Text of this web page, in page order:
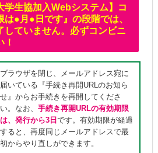
学生協加入Webシステム】コ
は●月●日です』の段階では、
していません。必ずコンビニ
ブラウザを閉じ、メールアドレス宛に
届いている『手続き再開URLのお知ら
せ』からお手続きを再開してくださ
い。なお、 手続き再開URLの有効期限
は、発行から3日 です。有効期限が経過
すると、再度同じメールアドレスで最
初からやり直しができます。